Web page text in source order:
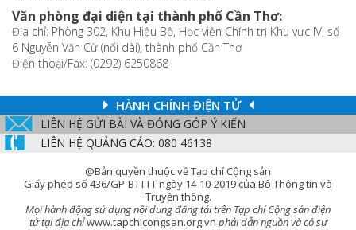
Văn phòng đại diện tại thành phố Cần Thơ:
Địa chỉ: Phòng 302, Khu Hiệu Bộ, Học viện Chính trị Khu vực IV, số
6 Nguyễn Văn Cừ (nối dài), thành phố Cần Thơ
Điện thoại/Fax: (0292) 6250868
HÀNH CHÍNH ĐIỆN TỬ
LIÊN HỆ GỬI BÀI VÀ ĐÓNG GÓP Ý KIẾN
LIÊN HỆ QUẢNG CÁO: 080 46138
@Bản quyền thuộc về Tạp chí Cộng sản
Giấy phép số 436/GP-BTTTT ngày 14-10-2019 của Bộ Thông tin và
Truyền thông.
Mọi hành động sử dụng nội dung đăng tải trên Tạp chí Cộng sản điện
tử tại địa chỉwww.tapchicongsan.org.vn phải dẫn nguồn và có sự